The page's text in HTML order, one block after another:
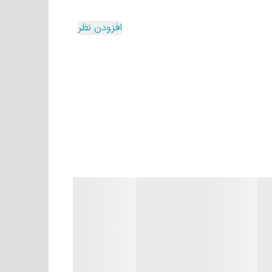
افزودن نظر